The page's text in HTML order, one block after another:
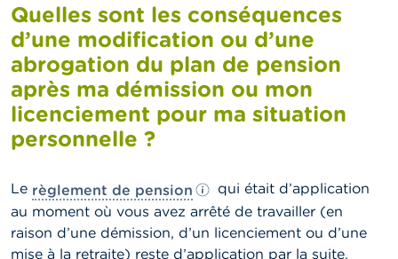
P
r
o
f
e
s
s
n
n
e
l
s
Quelles sont les conséquences
d’une modification ou d’une
abrogation du plan de pension
après ma démission ou mon
licenciement pour ma situation
personnelle ?
Le règlement de pension
qui était d’application
au moment où vous avez arrêté de travailler (en
raison d’une démission, d’un licenciement ou d’une
mise à la retraite) reste d’application par la suite.